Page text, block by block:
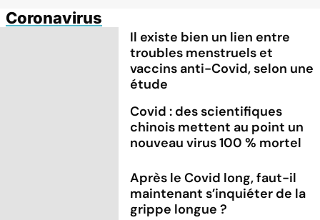
Coronavirus
Il existe bien un lien entre
troubles menstruels et
vaccins anti-Covid, selon une
étude
Covid : des scientifiques
chinois mettent au point un
nouveau virus 100 % mortel
Après le Covid long, faut-il
maintenant s’inquiéter de la
grippe longue ?